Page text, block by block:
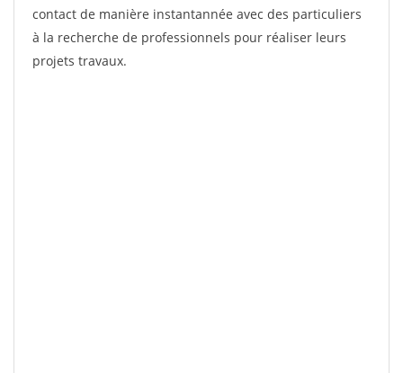
contact de manière instantannée avec des particuliers
à la recherche de professionnels pour réaliser leurs
projets travaux.